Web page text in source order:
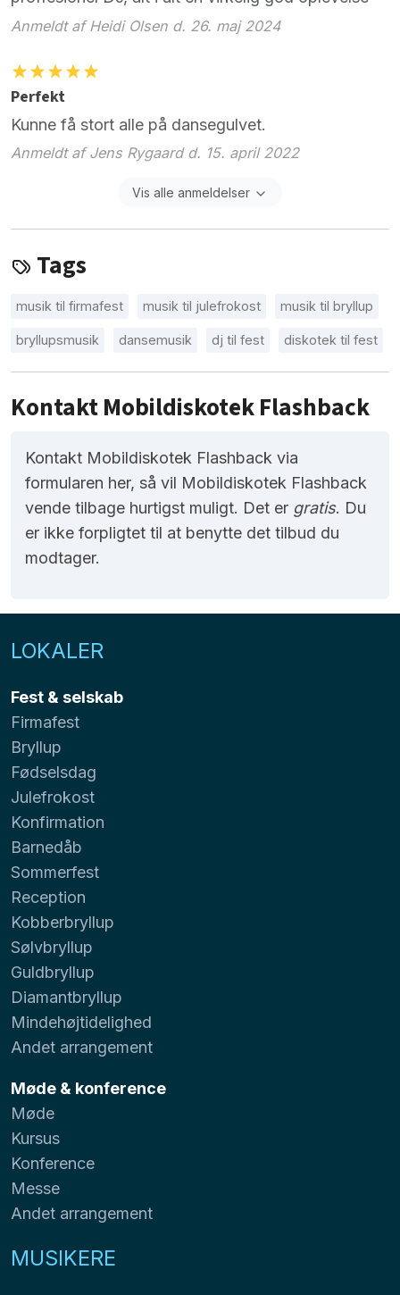
Anmeldt af Heidi Olsen d. 26. maj 2024
Perfekt
Kunne få stort alle på dansegulvet.
Anmeldt af Jens Rygaard d. 15. april 2022
Vis alle anmeldelser
Tags
musik til firmafest musik til julefrokost musik til bryllup
bryllupsmusik dansemusik dj til fest diskotek til fest
Kontakt Mobildiskotek Flashback
Kontakt Mobildiskotek Flashback via
formularen her, så vil Mobildiskotek Flashback
vende tilbage hurtigst muligt. Det er gratis. Du
er ikke forpligtet til at benytte det tilbud du
modtager.
LOKALER
Fest & selskab
Firmafest
Bryllup
Fødselsdag
Julefrokost
Konfirmation
Barnedåb
Sommerfest
Reception
Kobberbryllup
Sølvbryllup
Guldbryllup
Diamantbryllup
Mindehøjtidelighed
Andet arrangement
Møde & konference
Møde
Kursus
Konference
Messe
Andet arrangement
MUSIKERE